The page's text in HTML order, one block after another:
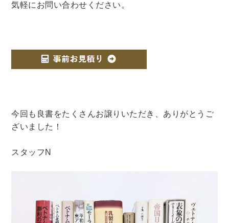
気軽にお問い合わせください。
今回も良書をたくさんお譲りいただき、ありがとうご
ざいました！
スタッフN